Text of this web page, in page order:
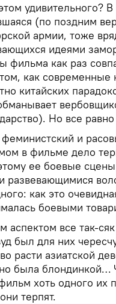
удивительного?
(по поздним
армии, тоже
идеями
фильма как раз
как
китайских
Но все
и
в фильме дело
ее боевые
развевающимися
как это
боевыми
аспектом все так-
был для них
расти азиатской
была
хоть одного
терпят.